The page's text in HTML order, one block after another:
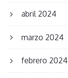
abril 2024
marzo 2024
febrero 2024